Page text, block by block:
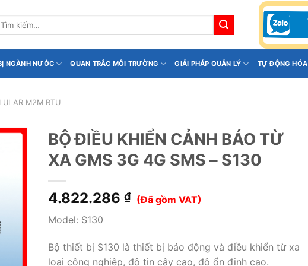
NGÀNH NƯỚC QUAN TRẮC MÔI TRƯỜNG GIẢI PHÁP QUẢN LÝ TỰ ĐỘNG HÓA
M2M RTU
BỘ ĐIỀU KHIỂN CẢNH BÁO TỪ
XA GMS 3G 4G SMS – S130
4.822.286 ₫ (Đã gồm VAT)
Model: S130
Bộ thiết bị S130 là thiết bị báo động và điều khiển từ xa
loại công nghiệp, độ tin cậy cao, độ ổn định cao.